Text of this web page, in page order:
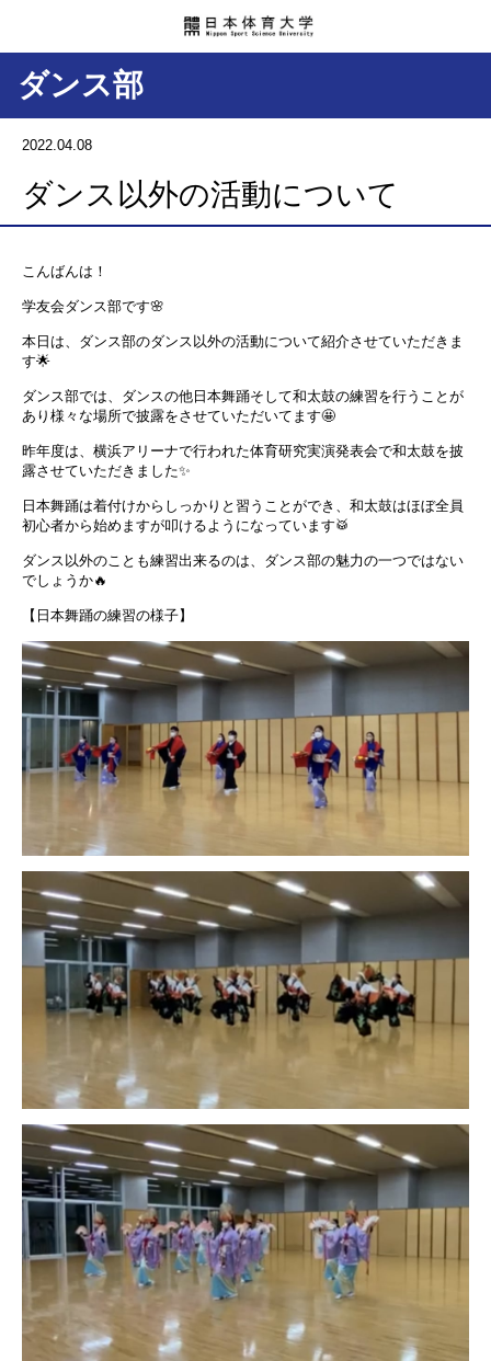
ダンス部
2022.04.08
ダンス以外の活動について
こんばんは！
学友会ダンス部です🌸
本日は、ダンス部のダンス以外の活動について紹介させていただきま
す🌟
ダンス部では、ダンスの他日本舞踊そして和太鼓の練習を行うことが
あり様々な場所で披露をさせていただいてます🤩
昨年度は、横浜アリーナで行われた体育研究実演発表会で和太鼓を披
露させていただきました✨
日本舞踊は着付けからしっかりと習うことができ、和太鼓はほぼ全員
初心者から始めますが叩けるようになっています🥁
ダンス以外のことも練習出来るのは、ダンス部の魅力の一つではない
でしょうか🔥
【日本舞踊の練習の様子】